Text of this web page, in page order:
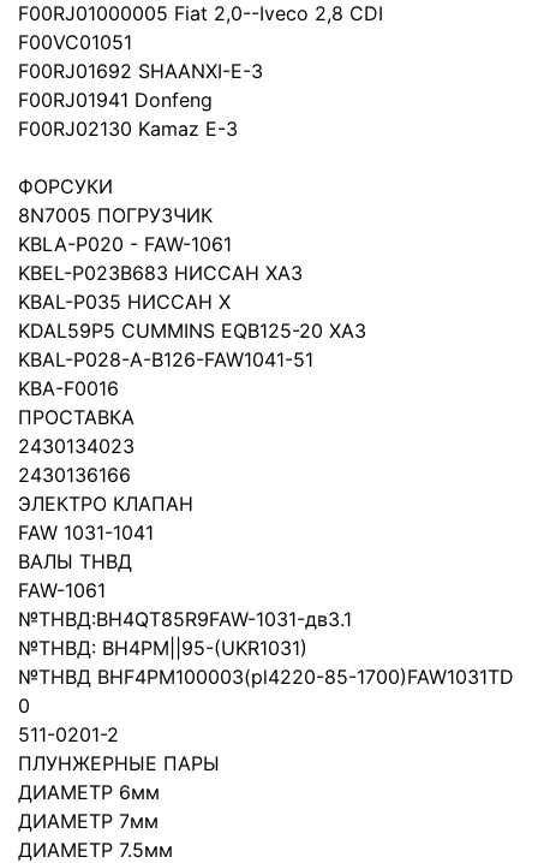
F00RJ01000005 Fiat 2,0--Iveco 2,8 CDI
F00VC01051
F00RJ01692 SHAANXI-E-3
F00RJ01941 Donfeng
F00RJ02130 Kamaz E-3
ФОРСУКИ
8N7005 ПОГРУЗЧИК
KBLA-P020 - FAW-1061
KBEL-P023B683 НИССАН ХАЗ
KBAL-P035 НИССАН Х
KDAL59P5 CUMMINS EQB125-20 XAЗ
KBAL-P028-A-B126-FAW1041-51
KBA-F0016
ПРОСТАВКА
2430134023
2430136166
ЭЛЕКТРО КЛАПАН
FAW 1031-1041
ВАЛЫ ТНВД
FAW-1061
№ТНВД:BH4QT85R9FAW-1031-дв3.1
№ТНВД: BH4PM||95-(UKR1031)
№ТНВД BHF4PM100003(pl4220-85-1700)FAW1031TD
0
511-0201-2
ПЛУНЖЕРНЫЕ ПАРЫ
ДИАМЕТР 6мм
ДИАМЕТР 7мм
ДИАМЕТР 7.5мм